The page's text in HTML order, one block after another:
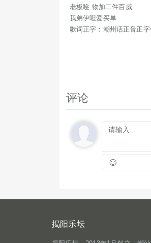
老板哙 物加二件百威
我弟伊呾爱买单
歌词正字：潮州话正音正字
评论
☺
揭阳乐坛